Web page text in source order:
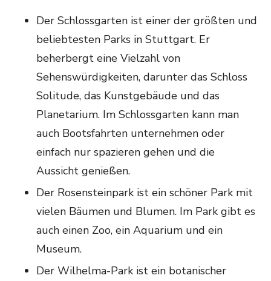
Der Schlossgarten ist einer der größten und
beliebtesten Parks in Stuttgart. Er
beherbergt eine Vielzahl von
Sehenswürdigkeiten, darunter das Schloss
Solitude, das Kunstgebäude und das
Planetarium. Im Schlossgarten kann man
auch Bootsfahrten unternehmen oder
einfach nur spazieren gehen und die
Aussicht genießen.
Der Rosensteinpark ist ein schöner Park mit
vielen Bäumen und Blumen. Im Park gibt es
auch einen Zoo, ein Aquarium und ein
Museum.
Der Wilhelma-Park ist ein botanischer